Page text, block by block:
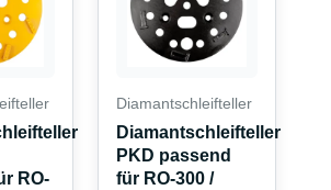
RO-
Diamantschleifteller
Diamantschleifteller
PKD passend
für RO-300 /